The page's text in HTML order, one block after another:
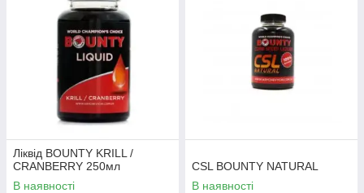
Ліквід BOUNTY KRILL /
CRANBERRY 250мл
В наявності
CSL BOUNTY NATURAL
В наявності